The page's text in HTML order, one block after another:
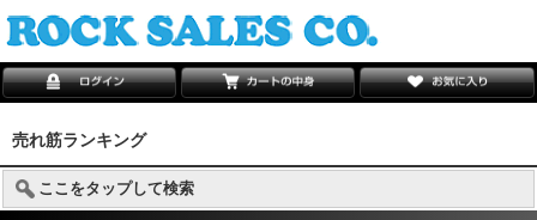
売れ筋ランキング
ここをタップして検索